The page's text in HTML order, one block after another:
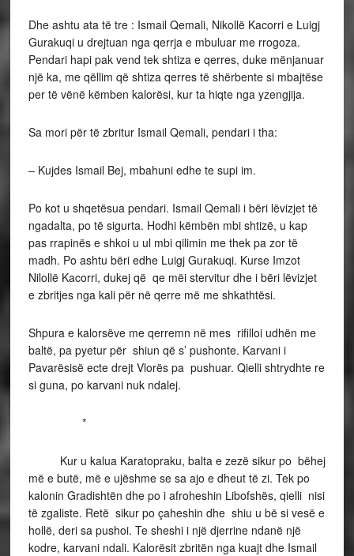
Dhe ashtu ata të tre : Ismail Qemali, Nikollë Kacorri e Luigj
Gurakuqi u drejtuan nga qerrja e mbuluar me rrogoza.
Pendari hapi pak vend tek shtiza e qerres, duke mënjanuar
një ka, me qëllim që shtiza qerres të shërbente si mbajtëse
per të vënë këmben kalorësi, kur ta hiqte nga yzengjija.
Sa mori për të zbritur Ismail Qemali, pendari i tha:
– Kujdes Ismail Bej, mbahuni edhe te supi im.
Po kot u shqetësua pendari. Ismail Qemali i bëri lëvizjet të
ngadalta, po të sigurta. Hodhi këmbën mbi shtizë, u kap
pas rrapinës e shkoi u ul mbi qilimin me thek pa zor të
madh. Po ashtu bëri edhe Luigj Gurakuqi. Kurse Imzot
Nilollë Kacorri, dukej që qe mëi stervitur dhe i bëri lëvizjet
e zbritjes nga kali për në qerre më me shkathtësi.
Shpura e kalorsëve me qerremn në mes rifilloi udhën me
baltë, pa pyetur për shiun që s’ pushonte. Karvani i
Pavarësisë ecte drejt Vlorës pa pushuar. Qielli shtrydhte re
si guna, po karvani nuk ndalej.
*
Kur u kalua Karatopraku, balta e zezë sikur po bëhej
më e butë, më e ujëshme se sa ajo e dheut të zi. Tek po
kalonin Gradishtën dhe po i afroheshin Libofshës, qielli nisi
të zgaliste. Retë sikur po çaheshin dhe shiu u bë si vesë e
hollë, deri sa pushoi. Te sheshi i një djerrine ndanë një
kodre, karvani ndali. Kalorësit zbritën nga kuajt dhe Ismail